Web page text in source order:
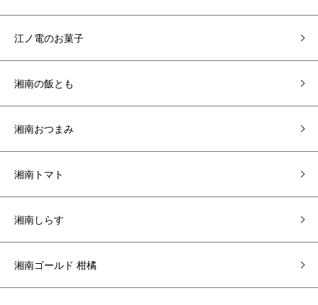
江ノ電のお菓子
湘南の飯とも
湘南おつまみ
湘南トマト
湘南しらす
湘南ゴールド 柑橘